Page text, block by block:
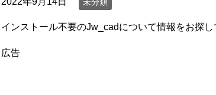
インストール不要のJw_cadについて情報をお探し
広告